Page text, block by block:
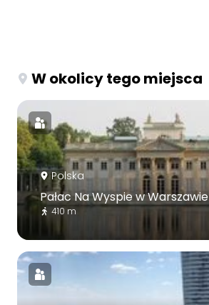
W okolicy tego miejsca
Polska
Pałac Na Wyspie w Warszawie
410 m